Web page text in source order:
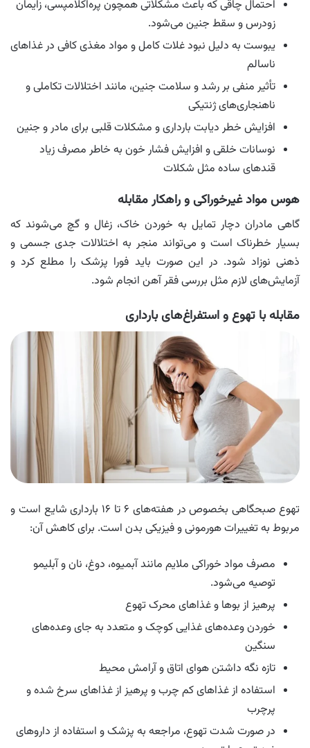
احتمال چاقی که باعث مشکلاتی همچون پره‌اکلامپسی، زایمان
زودرس و سقط جنین می‌شود.
یبوست به دلیل نبود غلات کامل و مواد مغذی کافی در غذاهای
ناسالم
تأثیر منفی بر رشد و سلامت جنین، مانند اختلالات تکاملی و
ناهنجاری‌های ژنتیکی
افزایش خطر دیابت بارداری و مشکلات قلبی برای مادر و جنین
نوسانات خلقی و افزایش فشار خون به خاطر مصرف زیاد
قندهای ساده مثل شکلات
هوس مواد غیرخوراکی و راهکار مقابله
گاهی مادران دچار تمایل به خوردن خاک، زغال و گچ می‌شوند که
بسیار خطرناک است و می‌تواند منجر به اختلالات جدی جسمی و
ذهنی نوزاد شود. در این صورت باید فورا پزشک را مطلع کرد و
آزمایش‌های لازم مثل بررسی فقر آهن انجام شود.
مقابله با تهوع و استفراغ‌های بارداری
تهوع صبحگاهی بخصوص در هفته‌های ۶ تا ۱۶ بارداری شایع است و
مربوط به تغییرات هورمونی و فیزیکی بدن است. برای کاهش آن:
مصرف مواد خوراکی ملایم مانند آبمیوه، دوغ، نان و آبلیمو
توصیه می‌شود.
پرهیز از بوها و غذاهای محرک تهوع
خوردن وعده‌های غذایی کوچک و متعدد به جای وعده‌های
سنگین
تازه نگه داشتن هوای اتاق و آرامش محیط
استفاده از غذاهای کم چرب و پرهیز از غذاهای سرخ شده و
پرچرب
در صورت شدت تهوع، مراجعه به پزشک و استفاده از داروهای